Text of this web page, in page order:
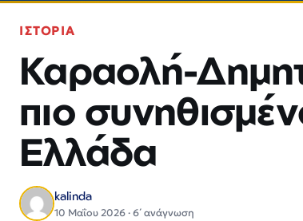
ΙΣΤΟΡΙΑ
Καραολή-
πιο
Ελλάδα
kalinda
10 Μαΐου 2026 · 6΄ ανάγνωση